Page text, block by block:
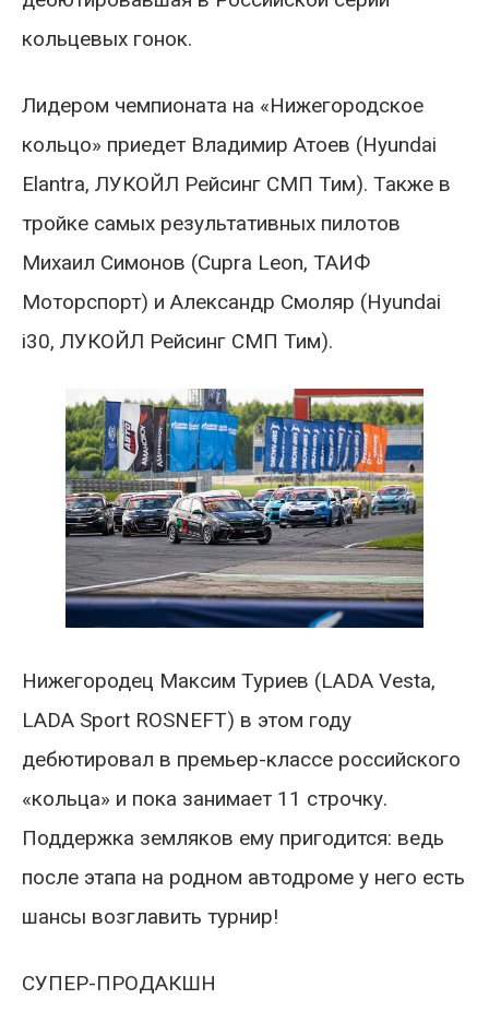
кольцевых гонок.
Лидером чемпионата на «Нижегородское
кольцо» приедет Владимир Атоев (Hyundai
Elantra, ЛУКОЙЛ Рейсинг СМП Тим). Также в
тройке самых результативных пилотов
Михаил Симонов (Cupra Leon, ТАИФ
Моторспорт) и Александр Смоляр (Hyundai
i30, ЛУКОЙЛ Рейсинг СМП Тим).
Нижегородец Максим Туриев (LADA Vesta,
LADA Sport ROSNEFT) в этом году
дебютировал в премьер-классе российского
«кольца» и пока занимает 11 строчку.
Поддержка земляков ему пригодится: ведь
после этапа на родном автодроме у него есть
шансы возглавить турнир!
СУПЕР-ПРОДАКШН